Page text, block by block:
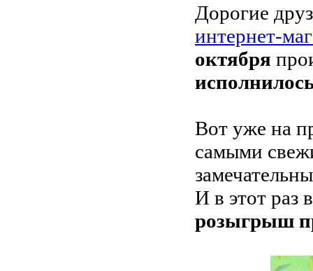
Дорогие
интернет-
октября
Вот уже на
самыми
И в этот раз
розыгрыш